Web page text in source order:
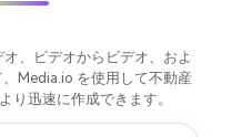
、ビデオからビデオ、およ
Media.io を使用して不動産
り迅速に作成できます。